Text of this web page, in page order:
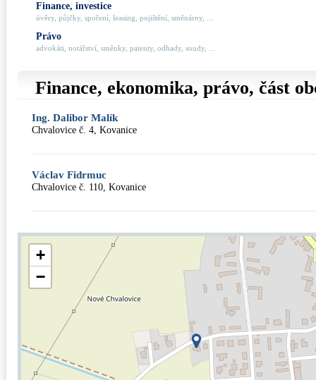
Finance, investice
úvěry, půjčky, spoření, leasing, pojištění, směnárny, ...
Právo
advokáti, notářství, směnky, patenty, odhady, soudy, ...
Finance, ekonomika, právo, část
Ing. Dalibor Malík
Chvalovice č. 4, Kovanice
Václav Fidrmuc
Chvalovice č. 110, Kovanice
+
−